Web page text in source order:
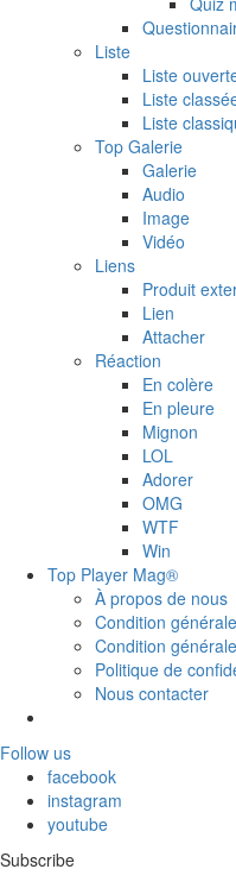
Liste
Liste
Liste
Liste
Top Galerie
Galerie
Audio
Image
Vidéo
Liens
Produit
Lien
Attacher
Réaction
En colère
En pleure
Mignon
LOL
Adorer
OMG
WTF
Win
Top Player Mag®
À propos de nous
Condition
Condition
Politique de
Nous contacter
Follow us
facebook
instagram
youtube
Subscribe